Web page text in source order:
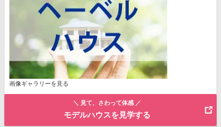
画像ギャラリーを見る
＼ 見て、さわって体感 ／
モデルハウスを見学する